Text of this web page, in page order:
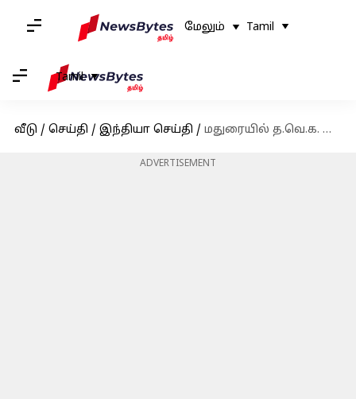
மேலும் Tamil
Tamil
வீடு / செய்தி / இந்தியா செய்தி / மதுரையில் த.வெ.க. இரண்டாவது மாநில மாநாடு இன்று: களைகட்டிய பாரபத்தி
ADVERTISEMENT